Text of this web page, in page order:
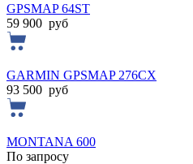
GPSMAP 64ST
59 900 руб
GARMIN GPSMAP 276CX
93 500 руб
MONTANA 600
По запросу